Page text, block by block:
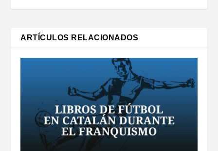
ARTÍCULOS RELACIONADOS